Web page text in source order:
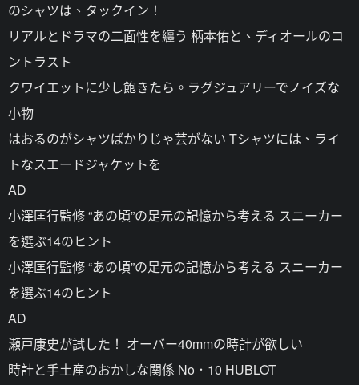
のシャツは、タックイン！
リアルとドラマの二面性を纏う 柄本佑と、ディオールのコ
ントラスト
クワイエットに少し飽きたら。ラグジュアリーでノイズな
小物
はおるのがシャツばかりじゃ芸がない Tシャツには、ライ
トなスエードジャケットを
AD
小澤匡行監修 “あの頃”の足元の記憶から考える スニーカー
を選ぶ14のヒント
小澤匡行監修 “あの頃”の足元の記憶から考える スニーカー
を選ぶ14のヒント
AD
瀬戸康史が試した！ オーバー40mmの時計が欲しい
時計と手土産のおかしな関係 No．10 HUBLOT